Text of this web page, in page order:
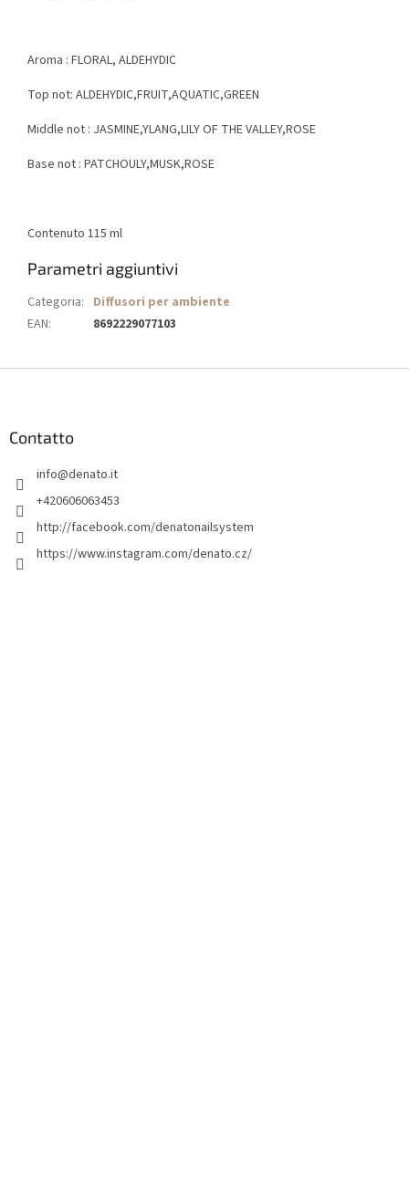
Aroma : FLORAL, ALDEHYDIC
Top not: ALDEHYDIC,FRUIT,AQUATIC,GREEN
Middle not : JASMINE,YLANG,LILY OF THE VALLEY,ROSE
Base not : PATCHOULY,MUSK,ROSE
Contenuto 115 ml
Parametri aggiuntivi
Categoria: Diffusori per ambiente
EAN: 8692229077103
Contatto
info@denato.it
+420606063453
http://facebook.com/denatonailsystem
https://www.instagram.com/denato.cz/